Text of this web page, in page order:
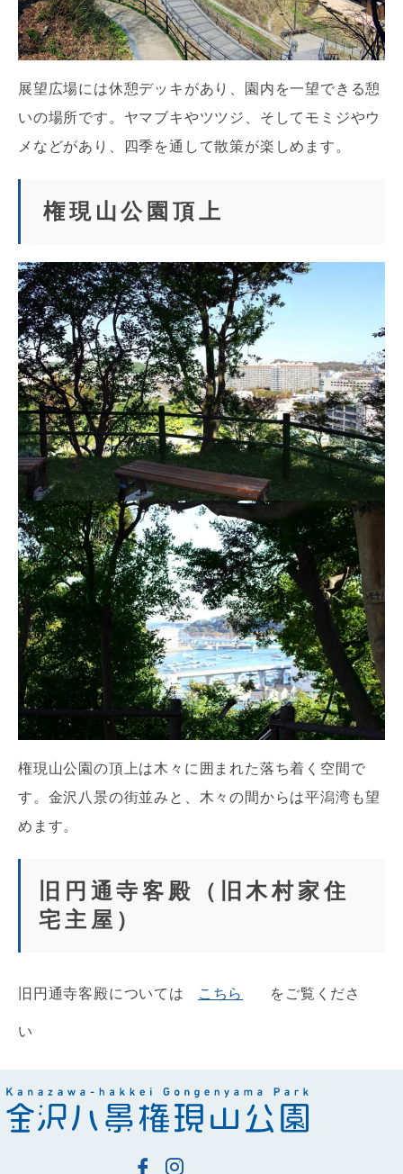
展望広場には休憩デッキがあり、園内を一望できる憩
いの場所です。ヤマブキやツツジ、そしてモミジやウ
メなどがあり、四季を通して散策が楽しめます。
権現山公園頂上
権現山公園の頂上は木々に囲まれた落ち着く空間で
す。金沢八景の街並みと、木々の間からは平潟湾も望
めます。
旧円通寺客殿（旧木村家住
宅主屋）
旧円通寺客殿については こちら をご覧くださ
い